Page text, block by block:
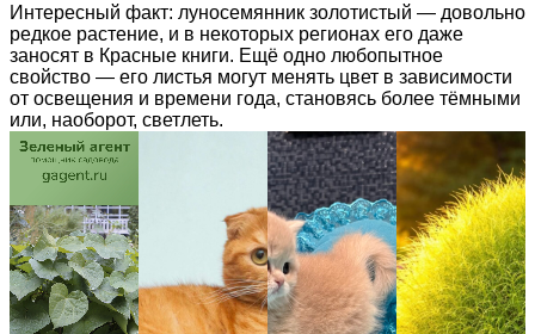
Интересный факт: луносемянник золотистый — довольно
редкое растение, и в некоторых регионах его даже
заносят в Красные книги. Ещё одно любопытное
свойство — его листья могут менять цвет в зависимости
от освещения и времени года, становясь более тёмными
или, наоборот, светлеть.